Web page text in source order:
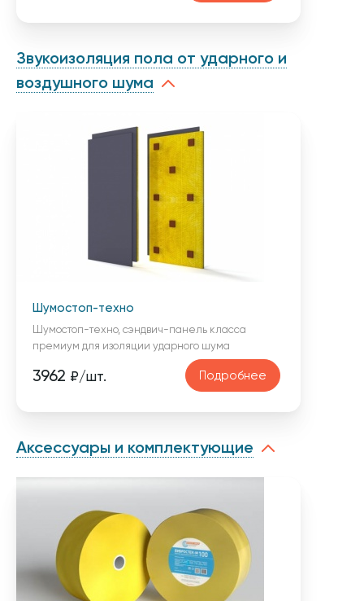
Звукоизоляция пола от ударного и
воздушного шума
Шумостоп-техно
Шумостоп-техно, сэндвич-панель класса
премиум для изоляции ударного шума
3962 ₽/шт. Подробнее
Аксессуары и комплектующие